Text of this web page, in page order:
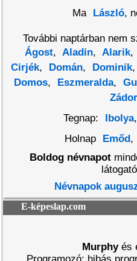
Ma
László,
További naptárban nem
Ágost, Aladin, Alarik,
Cirjék, Domán, Dominik,
Domos, Eszmeralda,
Tegnap:
Ibolya
Holnap
Emőd,
Boldog névnapot
Névnapok
E-képeslap.com
Murphyés
Programozó: hibás